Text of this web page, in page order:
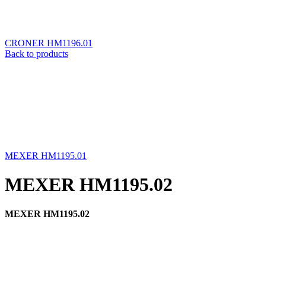
CRONER HM1196.01
Back to products
MEXER HM1195.01
MEXER HM1195.02
MEXER HM1195.02